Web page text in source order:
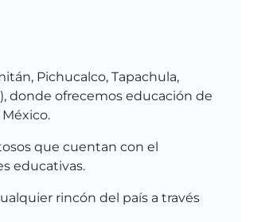
Pichucalco, Tapachula,
donde ofrecemos educación de
que cuentan con el
educativas.
rincón del país a través